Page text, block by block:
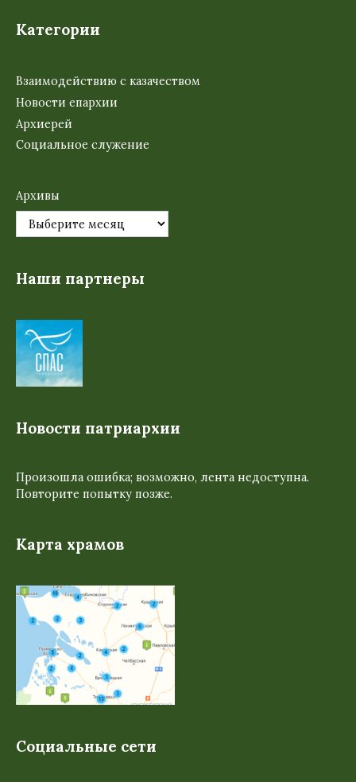
Категории
Взаимодействию с казачеством
Новости епархии
Архиерей
Социальное служение
Архивы
Наши партнеры
Новости патриархии
Произошла ошибка; возможно, лента недоступна.
Повторите попытку позже.
Карта храмов
Социальные сети